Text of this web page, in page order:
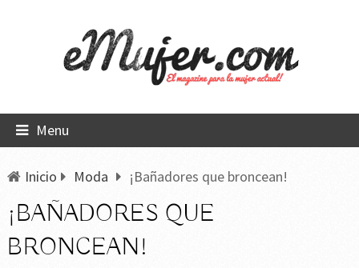
Menu
Inicio Moda ¡Bañadores que broncean!
¡BAÑADORES QUE
BRONCEAN!